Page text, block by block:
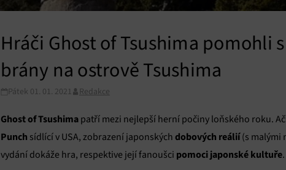
Hráči Ghost of Tsushima pomohli
brány na ostrově Tsushima
Pátek 01. 01. 2021 Redakce
Ghost of Tsushima patří mezi nejlepší herní počiny loňského roku.
Punch sídlící v USA, zobrazení japonských dobových reálií(s malými
vydání dokáže hra, respektive její fanoušci pomoci japonské kultuře.